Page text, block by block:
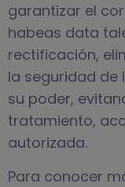
garantizar el
habeas data
rectificación,
la seguridad de
su poder,
tratamiento,
autorizada.
Para conocer